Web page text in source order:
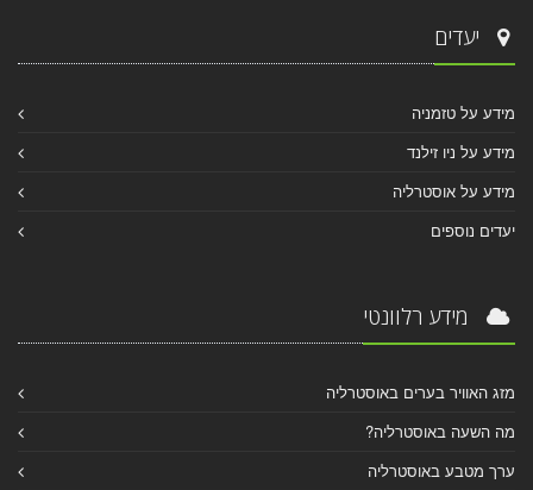
יעדים
מידע על טזמניה
מידע על ניו זילנד
מידע על אוסטרליה
יעדים נוספים
מידע רלוונטי
מזג האוויר בערים באוסטרליה
מה השעה באוסטרליה?
ערך מטבע באוסטרליה